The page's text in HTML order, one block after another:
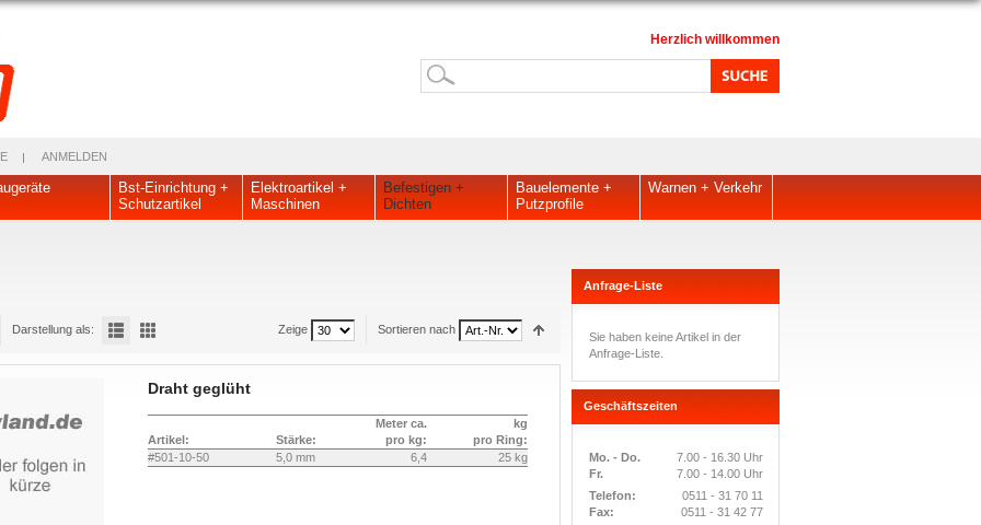
Herzlich willkommen
ANMELDEN
Bst-Einrichtung +
Schutzartikel
Elektroartikel +
Maschinen
Befestigen +
Dichten
Bauelemente +
Putzprofile
Warnen + Verkehr
Darstellung als: Sortieren nach
Zeige
Draht geglüht
Artikel: Stärke:
Meter ca.
pro kg:
kg
pro Ring:
#501-10-50
5,0 mm 6,4 25 kg
Anfrage-Liste
Sie haben keine Artikel in der
Anfrage-Liste.
Geschäftszeiten
Mo. - Do.
7.00 - 16.30 Uhr
Fr.
7.00 - 14.00 Uhr
Telefon:
0511 - 31 70 11
Fax:
0511 - 31 42 77